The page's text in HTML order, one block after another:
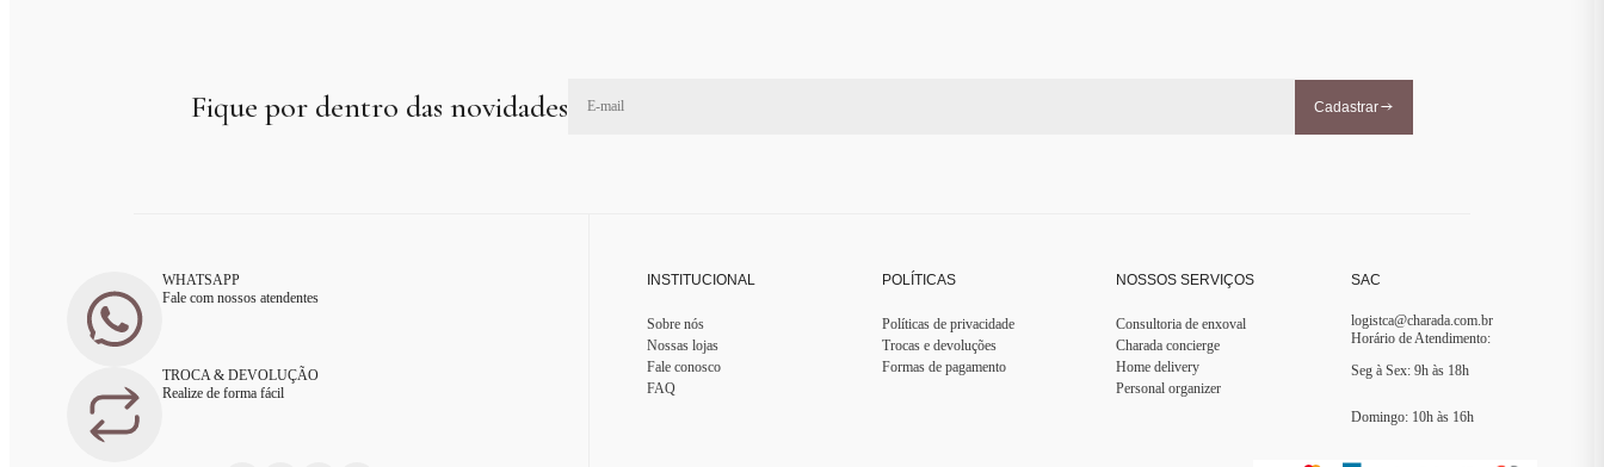
Fique por dentro das novidades Cadastrar
WHATSAPP
Fale com nossos atendentes
TROCA & DEVOLUÇÃO
Realize de forma fácil
INSTITUCIONAL
Sobre nós
Nossas lojas
Fale conosco
FAQ
POLÍTICAS
Políticas de privacidade
Trocas e devoluções
Formas de pagamento
NOSSOS SERVIÇOS
Consultoria de enxoval
Charada concierge
Home delivery
Personal organizer
SAC
logistca@charada.com.br
Horário de Atendimento:
Seg à Sex: 9h às 18h
Domingo: 10h às 16h